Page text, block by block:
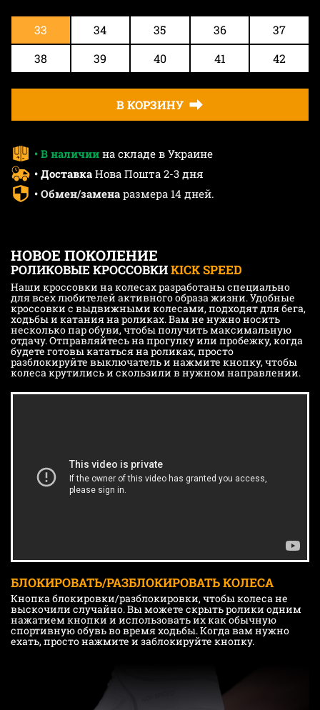
33 34 35 36
37
38
39 40 41 42
В КОРЗИНУ
• В наличии на складе в Украине
• Доставка Нова Пошта 2-3 дня
• Обмен/замена размера 14 дней.
НОВОЕ ПОКОЛЕНИЕ
РОЛИКОВЫЕ КРОССОВКИKICK SPEED
Наши кроссовки на колесах разработаны специально
для всех любителей активного образа жизни. Удобные
кроссовки с выдвижными колесами, подходят для бега,
ходьбы и катания на роликах. Вам не нужно носить
несколько пар обуви, чтобы получить максимальную
отдачу. Отправляйтесь на прогулку или пробежку, когда
будете готовы кататься на роликах, просто
разблокируйте выключатель и нажмите кнопку, чтобы
колеса крутились и скользили в нужном направлении.
БЛОКИРОВАТЬ/РАЗБЛОКИРОВАТЬ КОЛЕСА
Кнопка блокировки/разблокировки, чтобы колеса не
выскочили случайно. Вы можете скрыть ролики одним
нажатием кнопки и использовать их как обычную
спортивную обувь во время ходьбы. Когда вам нужно
ехать, просто нажмите и заблокируйте кнопку.